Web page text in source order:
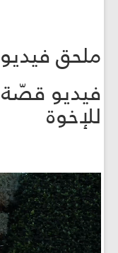
ملحق
فيديو
للإخوة